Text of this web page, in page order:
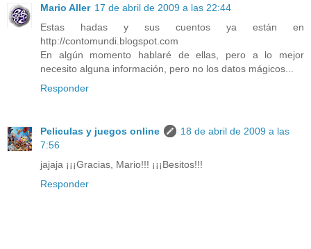
Mario Aller 17 de abril de 2009 a las 22:44
Estas hadas y sus cuentos ya están en
http://contomundi.blogspot.com
En algún momento hablaré de ellas, pero a lo mejor
necesito alguna información, pero no los datos mágicos...
Responder
Peliculas y juegos online
18 de abril de 2009 a las
7:56
jajaja ¡¡¡Gracias, Mario!!! ¡¡¡Besitos!!!
Responder